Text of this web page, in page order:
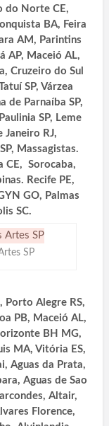
do Norte CE,
BA, Feira
AM, Parintins
AP, Maceió AL,
Cruzeiro do Sul
SP, Várzea
de Parnaíba SP,
SP, Leme
Janeiro RJ,
Massagistas.
CE, Sorocaba,
Recife PE,
GO, Palmas
SC.
SP
Porto Alegre RS,
PB, Maceió AL,
BH MG,
MA, Vitória ES,
Aguas da Prata,
Aguas de Sao
Altair,
Florence,